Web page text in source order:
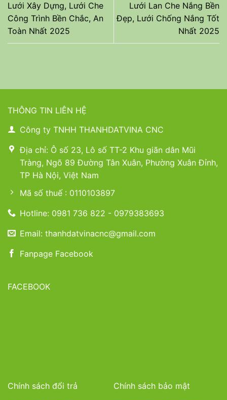
Lưới Xây Dựng, Lưới Che
Công Trình Bền Chắc, An
Toàn Nhất 2025
Lưới Lan Che Nắng Bền
Đẹp, Lưới Chống Nắng Tốt
Nhất 2025
THÔNG TIN LIÊN HỆ
Công ty TNHH THANHDATVINA CNC
Địa chỉ: Ô số 23, Lô số TT-2 Khu giãn dân Mũi
Tràng, Ngõ 89 Đường Tân Xuân, Phường Xuân Đỉnh,
TP Hà Nội, Việt Nam
Mã số thuế : 0110103897
Hotline: 0981 736 822 - 0979383693
Email: thanhdatvinacnc@gmail.com
Fanpage Facebook
FACEBOOK
Chính sách đổi trả
Chính sách bảo mật